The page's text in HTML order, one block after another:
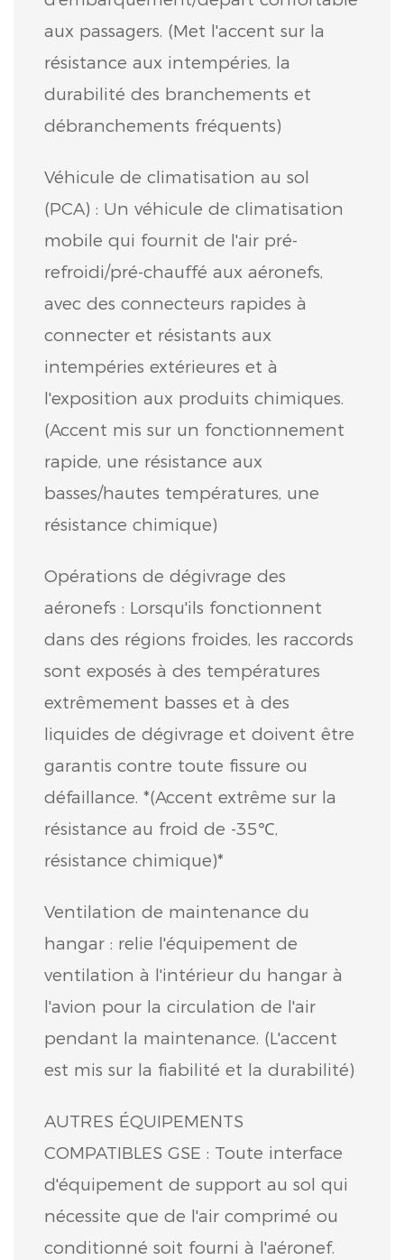
aux passagers. (Met l'accent sur la
résistance aux intempéries, la
durabilité des branchements et
débranchements fréquents)
Véhicule de climatisation au sol
(PCA) : Un véhicule de climatisation
mobile qui fournit de l'air pré-
refroidi/pré-chauffé aux aéronefs,
avec des connecteurs rapides à
connecter et résistants aux
intempéries extérieures et à
l'exposition aux produits chimiques.
(Accent mis sur un fonctionnement
rapide, une résistance aux
basses/hautes températures, une
résistance chimique)
Opérations de dégivrage des
aéronefs : Lorsqu'ils fonctionnent
dans des régions froides, les raccords
sont exposés à des températures
extrêmement basses et à des
liquides de dégivrage et doivent être
garantis contre toute fissure ou
défaillance. *(Accent extrême sur la
résistance au froid de -35℃,
résistance chimique)*
Ventilation de maintenance du
hangar : relie l'équipement de
ventilation à l'intérieur du hangar à
l'avion pour la circulation de l'air
pendant la maintenance. (L'accent
est mis sur la fiabilité et la durabilité)
AUTRES ÉQUIPEMENTS
COMPATIBLES GSE : Toute interface
d'équipement de support au sol qui
nécessite que de l'air comprimé ou
conditionné soit fourni à l'aéronef.